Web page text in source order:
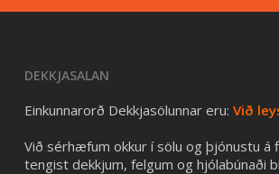
DEKKJASALAN
Einkunnarorð Dekkjasölunnar eru: Við
Við sérhæfum okkur í sölu og þjónustu á
tengist dekkjum, felgum og hjólabúnaði